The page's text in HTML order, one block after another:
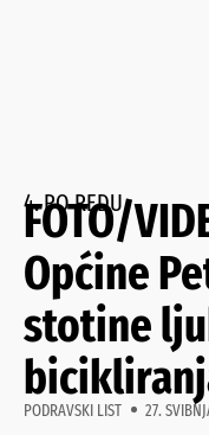
4. PO REDU
FOTO/
Općine
stotine
PODRAVSKI LIST 27.